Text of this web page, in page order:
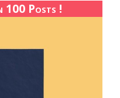
100 Posts !